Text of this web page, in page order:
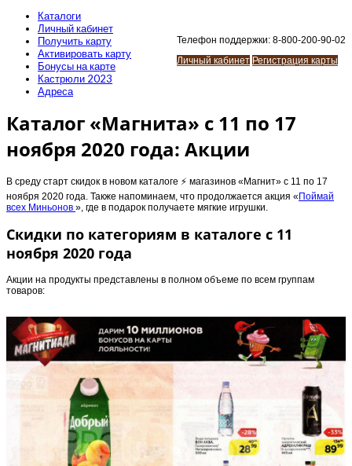
Телефон поддержки: 8-800-200-90-02
Личный кабинет Регистрация карты
Каталоги
Личный кабинет
Получить карту
Активировать карту
Бонусы на карте
Кастрюли 2023
Адреса
Каталог «Магнита» с 11 по 17
ноября 2020 года: Акции
В среду старт скидок в новом каталоге ⚡️ магазинов «Магнит» с 11 по 17
ноября 2020 года. Также напоминаем, что продолжается акция « Поймай
всех Миньонов », где в подарок получаете мягкие игрушки.
Скидки по категориям в каталоге с 11
ноября 2020 года
Акции на продукты представлены в полном объеме по всем группам
товаров: